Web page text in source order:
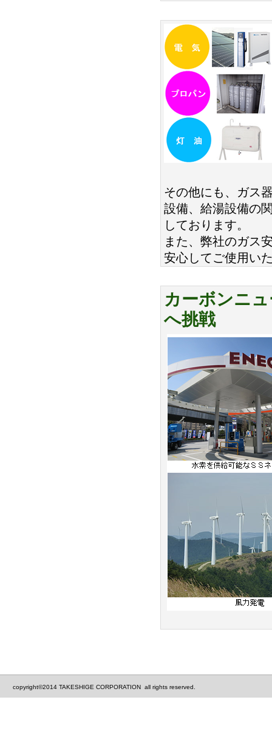
その他にも、ガス
設備、給湯設備の
しております。
また、弊社のガス
安心してご使用い
カーボンニ
へ挑戦
copyright©2014 TAKESHIGE CORPORATION all rights reserved.